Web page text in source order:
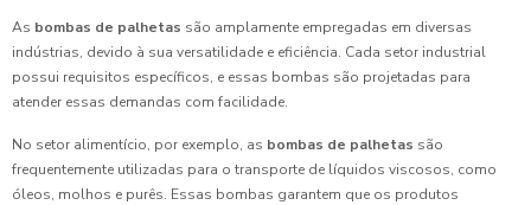
As bombas de palhetas são amplamente empregadas em diversas
indústrias, devido à sua versatilidade e eficiência. Cada setor industrial
possui requisitos específicos, e essas bombas são projetadas para
atender essas demandas com facilidade.
No setor alimentício, por exemplo, as bombas de palhetas são
frequentemente utilizadas para o transporte de líquidos viscosos, como
óleos, molhos e purês. Essas bombas garantem que os produtos